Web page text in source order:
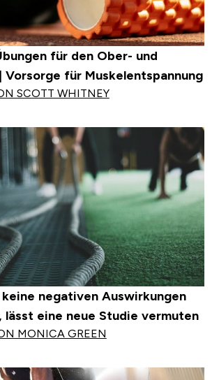
für den Ober- und
für Muskelentspannung
SCOTT WHITNEY
keine negativen Auswirkungen
lässt eine neue Studie vermuten
MONICA GREEN